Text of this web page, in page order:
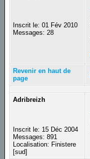
Inscrit le: 01 Fév 2010
Messages: 28
Revenir en haut de
page
Adribreizh
Inscrit le: 15 Déc 2004
Messages: 891
Localisation: Finistere
[sud]